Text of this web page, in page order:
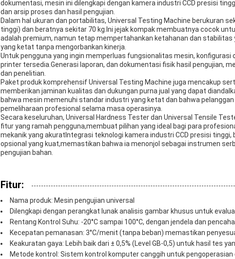
dokumentasi, mesin ini dilengkapi dengan kamera industri CCD presisi
dan arsip proses dan hasil pengujian.
Dalam hal ukuran dan portabilitas, Universal Testing Machine berukuran
tinggi) dan beratnya sekitar 70 kg.Ini jejak kompak membuatnya cocok
adalah premium, namun tetap mempertahankan ketahanan dan stabilitas
yang ketat tanpa mengorbankan kinerja.
Untuk pengguna yang ingin memperluas fungsionalitas mesin,
printer tersedia.Generasi laporan, dan dokumentasi fisik hasil pengujian,
dan penelitian.
Paket produk komprehensif Universal Testing Machine juga mencakup
memberikan jaminan kualitas dan dukungan purna jual yang dapat
bahwa mesin memenuhi standar industri yang ketat dan bahwa
pemeliharaan profesional selama masa operasinya.
Secara keseluruhan, Universal Hardness Tester dan Universal Tensile
fitur yang ramah pengguna,membuat pilihan yang ideal bagi para
mekanik yang akuratIntegrasi teknologi kamera industri CCD presisi
opsional yang kuat,memastikan bahwa ia menonjol sebagai instrumen
pengujian bahan.
Fitur:
Nama produk: Mesin pengujian universal
Dilengkapi dengan perangkat lunak analisis gambar khusus untuk
Rentang Kontrol Suhu: -20°C sampai 100°C, dengan jendela dan
Kecepatan pemanasan: 3°C/menit (tanpa beban) memastikan
Keakuratan gaya: Lebih baik dari ± 0,5% (Level GB-0,5) untuk hasil tes
Metode kontrol: Sistem kontrol komputer canggih untuk